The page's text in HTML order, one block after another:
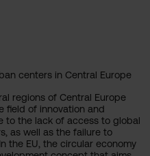
centers in Central Europe
regions of Central Europe
field of innovation and
to the lack of access to global
as well as the failure to
the EU, the circular economy